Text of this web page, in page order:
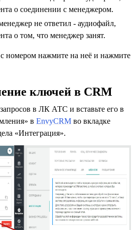
о соединении с менеджером.
не ответил - аудиофайл,
о том, что менеджер занят.
номером нажмите на неё и нажмите
ключей в CRM
в ЛК АТС и вставьте его в
в EnvyCRM во вкладке
«Интеграция».